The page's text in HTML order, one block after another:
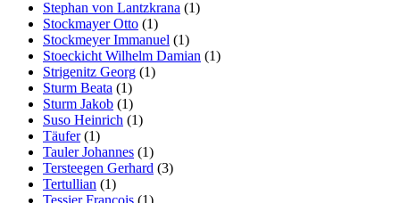
Stephan von Lantzkrana (1)
Stockmayer Otto (1)
Stockmeyer Immanuel (1)
Stoeckicht Wilhelm Damian (1)
Strigenitz Georg (1)
Sturm Beata (1)
Sturm Jakob (1)
Suso Heinrich (1)
Täufer(1)
Tauler Johannes (1)
Tersteegen Gerhard (3)
Tertullian (1)
Tessier Francois (1)